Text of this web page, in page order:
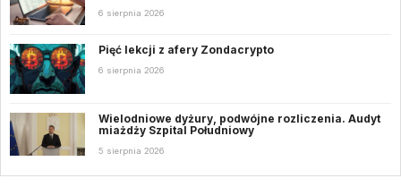
6 sierpnia 2026
Pięć lekcji z afery Zondacrypto
6 sierpnia 2026
Wielodniowe dyżury, podwójne rozliczenia. Audyt
miażdży Szpital Południowy
5 sierpnia 2026